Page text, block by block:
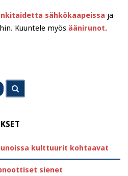
sähkökaapeissa ja
Kuuntele myös äänirunot.
runoissa kulttuurit kohtaavat
sienet